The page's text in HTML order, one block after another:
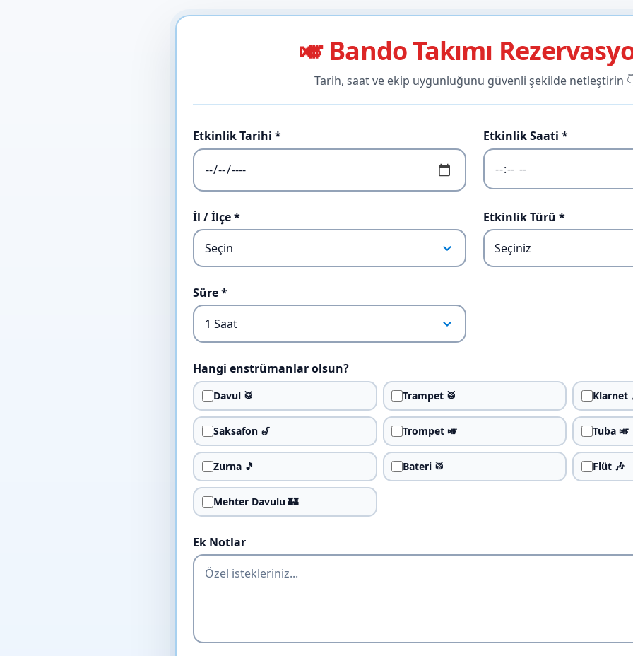
🎺 Bando Takımı
Tarih, saat ve ekip uygunluğunu güvenli şekilde netleştirin
Etkinlik Tarihi * Etkinlik Saati *
İl / İlçe * Etkinlik Türü *
Süre *
Hangi enstrümanlar olsun?
Davul 🥁 Trampet 🥁 Klarnet
Saksafon 🎷 Trompet 🎺 Tuba 🎺
Zurna 🎵 Bateri 🥁 Flüt 🎶
Mehter Davulu 🏰
Ek Notlar